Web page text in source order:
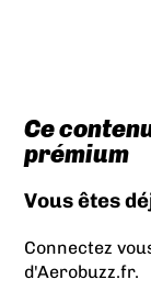
Ce
prémium
Vous êtes
Connectez
d'Aerobuzz.fr.